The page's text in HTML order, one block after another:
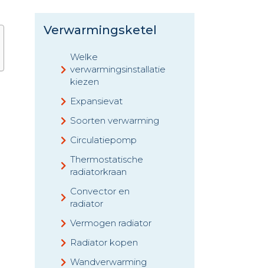
Verwarmingsketel
Welke
verwarmingsinstallatie
kiezen
Expansievat
Soorten verwarming
Circulatiepomp
Thermostatische
radiatorkraan
Convector en
radiator
Vermogen radiator
Radiator kopen
Wandverwarming